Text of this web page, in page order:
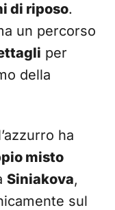
di riposo.
un percorso
per
della
ha
misto
Siniakova,
sul